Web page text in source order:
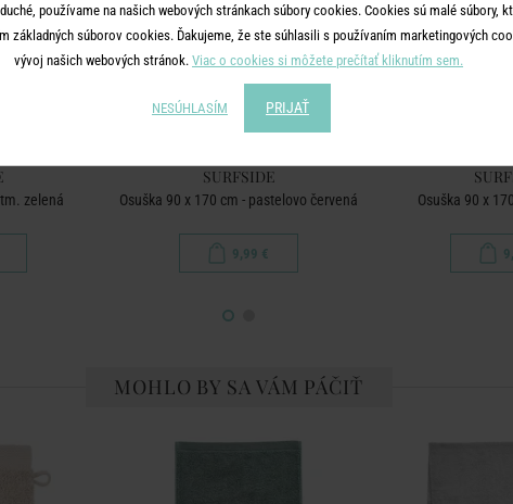
zelená
SURFSIDE
Osuška 90 x 170 cm - pastelovo červená
9,99 €
Osuška 90 x
MOHLO BY SA VÁM PÁČIŤ
používame na našich webových stránkach súbory cookies. Cookies sú malé súbory,
základných súborov cookies. Ďakujeme, že ste súhlasili s používaním marketingových
vývoj našich webových stránok. Viac o cookies si môžete prečítať kliknutím sem.
NESÚHLASÍM PRIJAŤ